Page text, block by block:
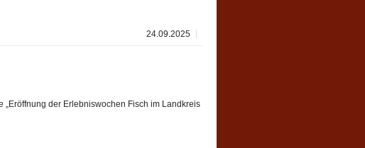
24.09.2025
„Eröffnung der Erlebniswochen Fisch im Landkreis